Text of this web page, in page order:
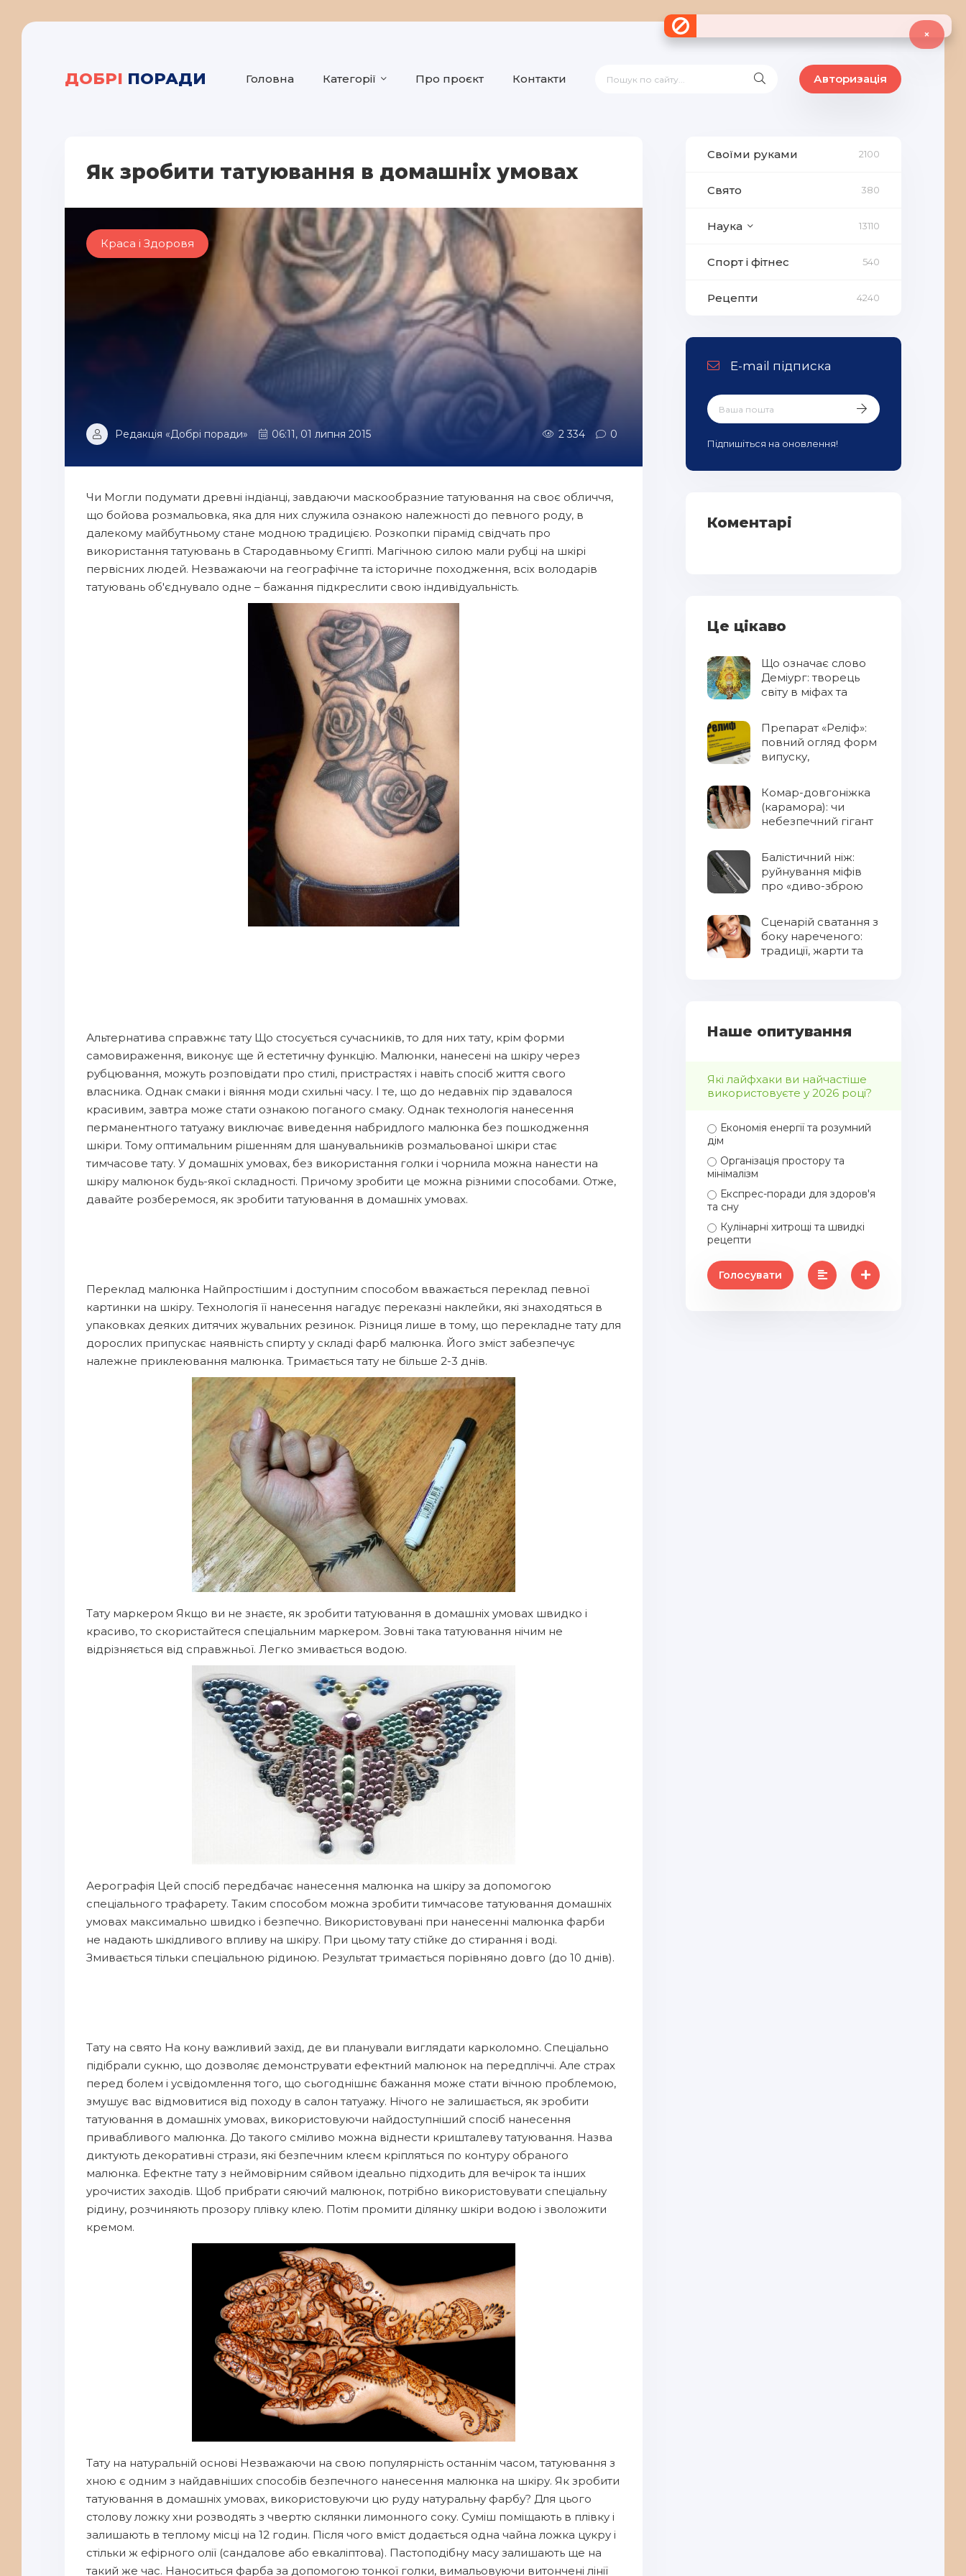
ДОБРІ ПОРАДИ Головна Категорії Про проєкт Контакти Авторизація
Як зробити татуювання в домашніх умовах
Краса і Здоровя
Редакція «Добрі поради» 06:11, 01 липня 2015 2 334 0
Чи Могли подумати древні індіанці, завдаючи маскообразние татуювання на своє обличчя,
що бойова розмальовка, яка для них служила ознакою належності до певного роду, в
далекому майбутньому стане модною традицією. Розкопки пірамід свідчать про
використання татуювань в Стародавньому Єгипті. Магічною силою мали рубці на шкірі
первісних людей. Незважаючи на географічне та історичне походження, всіх володарів
татуювань об'єднувало одне – бажання підкреслити свою індивідуальність.
Альтернатива справжнє тату Що стосується сучасників, то для них тату, крім форми
самовираження, виконує ще й естетичну функцію. Малюнки, нанесені на шкіру через
рубцювання, можуть розповідати про стилі, пристрастях і навіть спосіб життя свого
власника. Однак смаки і віяння моди схильні часу. І те, що до недавніх пір здавалося
красивим, завтра може стати ознакою поганого смаку. Однак технологія нанесення
перманентного татуажу виключає виведення набридлого малюнка без пошкодження
шкіри. Тому оптимальним рішенням для шанувальників розмальованої шкіри стає
тимчасове тату. У домашніх умовах, без використання голки і чорнила можна нанести на
шкіру малюнок будь-якої складності. Причому зробити це можна різними способами. Отже,
давайте розберемося, як зробити татуювання в домашніх умовах.
Переклад малюнка Найпростішим і доступним способом вважається переклад певної
картинки на шкіру. Технологія її нанесення нагадує переказні наклейки, які знаходяться в
упаковках деяких дитячих жувальних резинок. Різниця лише в тому, що перекладне тату для
дорослих припускає наявність спирту у складі фарб малюнка. Його зміст забезпечує
належне приклеювання малюнка. Тримається тату не більше 2-3 днів.
Тату маркером Якщо ви не знаєте, як зробити татуювання в домашніх умовах швидко і
красиво, то скористайтеся спеціальним маркером. Зовні така татуювання нічим не
відрізняється від справжньої. Легко змивається водою.
Аерографія Цей спосіб передбачає нанесення малюнка на шкіру за допомогою
спеціального трафарету. Таким способом можна зробити тимчасове татуювання домашніх
умовах максимально швидко і безпечно. Використовувані при нанесенні малюнка фарби
не надають шкідливого впливу на шкіру. При цьому тату стійке до стирання і воді.
Змивається тільки спеціальною рідиною. Результат тримається порівняно довго (до 10 днів).
Тату на свято На кону важливий захід, де ви планували виглядати карколомно. Спеціально
підібрали сукню, що дозволяє демонструвати ефектний малюнок на передпліччі. Але страх
перед болем і усвідомлення того, що сьогоднішнє бажання може стати вічною проблемою,
змушує вас відмовитися від походу в салон татуажу. Нічого не залишається, як зробити
татуювання в домашніх умовах, використовуючи найдоступніший спосіб нанесення
привабливого малюнка. До такого сміливо можна віднести кришталеву татуювання. Назва
диктують декоративні стрази, які безпечним клеєм кріпляться по контуру обраного
малюнка. Ефектне тату з неймовірним сяйвом ідеально підходить для вечірок та інших
урочистих заходів. Щоб прибрати сяючий малюнок, потрібно використовувати спеціальну
рідину, розчиняють прозору плівку клею. Потім промити ділянку шкіри водою і зволожити
кремом.
Тату на натуральній основі Незважаючи на свою популярність останнім часом, татуювання з
хною є одним з найдавніших способів безпечного нанесення малюнка на шкіру. Як зробити
татуювання в домашніх умовах, використовуючи цю руду натуральну фарбу? Для цього
столову ложку хни розводять з чвертю склянки лимонного соку. Суміш поміщають в плівку і
залишають в теплому місці на 12 годин. Після чого вміст додається одна чайна ложка цукру і
стільки ж ефірного олії (сандалове або евкаліптова). Пастоподібну масу залишають ще на
такий же час. Наноситься фарба за допомогою тонкої голки, вимальовуючи витончені лінії
Своїми руками 2100
Свято 380
Наука 13110
Спорт і фітнес 540
Рецепти 4240
E-mail підписка
Підпишіться на оновлення!
Коментарі
Це цікаво
Що означає слово
Деміург: творець
світу в міфах та
Препарат «Реліф»:
повний огляд форм
випуску,
правил
застосування
Комар-довгоніжка
(карамора): чи
небезпечний гігант
Балістичний ніж:
руйнування міфів
про «диво-зброю
Сценарій сватання з
боку нареченого:
традиції, жарти та
Наше опитування
Які лайфхаки ви найчастіше
використовуєте у 2026 році?
Економія енергії та розумний
дім
Організація простору та
мінімалізм
Експрес-поради для здоров'я
та сну
Кулінарні хитрощі та швидкі
рецепти
Голосувати
×